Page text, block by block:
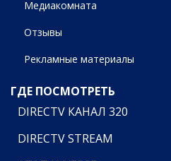
Медиакомната
Отзывы
Рекламные материалы
ГДЕ ПОСМОТРЕТЬ
DIRECTV КАНАЛ 320
DIRECTV STREAM